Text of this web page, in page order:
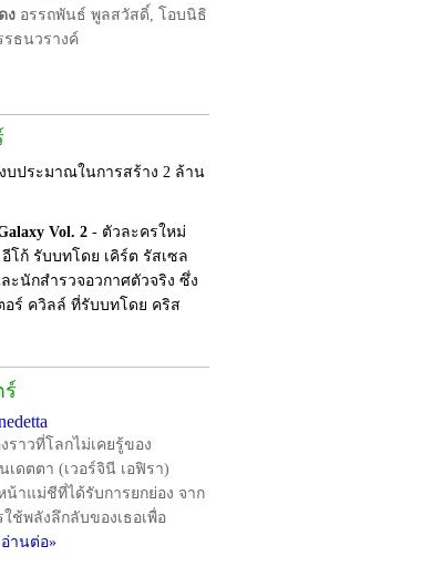
ง อรรถพันธ์ พูลสวัสดิ์, โอบนิธิ
รธนวรางค์
บประมาณในการสร้าง 2 ล้าน
Vol. 2 - ตัวละครใหม่
โก้ รับบทโดย เคิร์ต รัสเซล
ะนักสำรวจอวกาศตัวจริง ซึ่ง
อร์ ควิลล์ ที่รับบทโดย คริส
ร์
งราวที่โลกไม่เคยรู้ของ
นเดตตา (เวอร์จินี เอฟิรา)
น้าแม่ชีที่ได้รับการยกย่อง จาก
ใช้พลังลึกลับของเธอเพื่อ
อ่านต่อ»